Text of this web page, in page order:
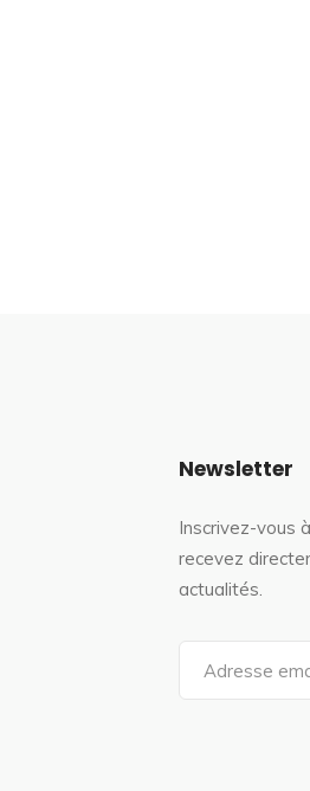
Newsletter
Inscrivez-vous
recevez
actualités.
a